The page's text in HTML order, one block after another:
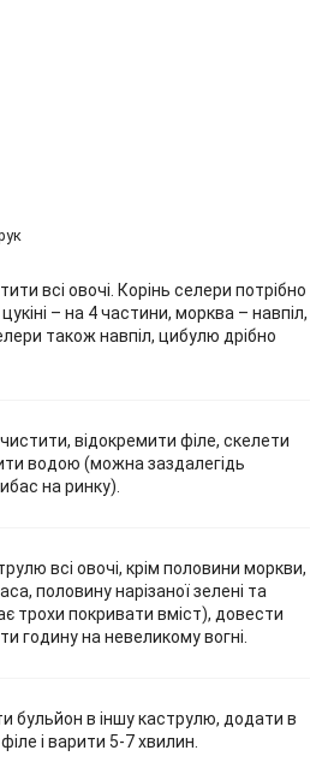
всі овочі. Корінь селери потрібно
– на 4 частини, морква – навпіл,
також навпіл, цибулю дрібно
відокремити філе, скелети
водою (можна заздалегідь
на ринку).
всі овочі, крім половини моркви,
половину нарізаної зелені та
трохи покривати вміст), довести
годину на невеликому вогні.
бульйон в іншу каструлю, додати в
і варити 5-7 хвилин.